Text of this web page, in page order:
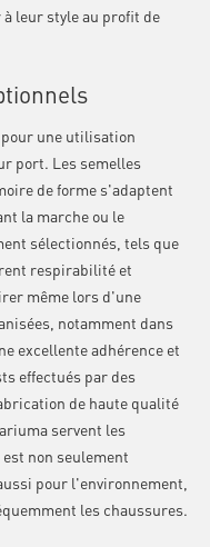
leur style au profit de
une utilisation
port. Les semelles
de forme s'adaptent
la marche ou le
sélectionnés, tels que
respirabilité et
même lors d'une
notamment dans
excellente adhérence et
effectués par des
de haute qualité
servent les
non seulement
pour l'environnement,
les chaussures.